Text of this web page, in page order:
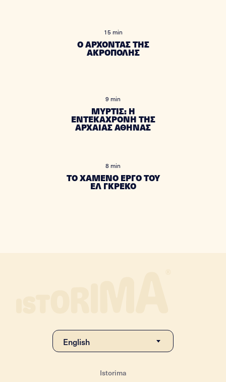
15 min
Ο ΑΡΧΟΝΤΑΣ ΤΗΣ
ΑΚΡΟΠΟΛΗΣ
9 min
ΜΥΡΤΙΣ: Η
ΕΝΤΕΚΑΧΡΟΝΗ ΤΗΣ
ΑΡΧΑΙΑΣ ΑΘΗΝΑΣ
8 min
ΤΟ ΧΑΜΕΝΟ ΕΡΓΟ ΤΟΥ
ΕΛ ΓΚΡΕΚΟ
Istorima